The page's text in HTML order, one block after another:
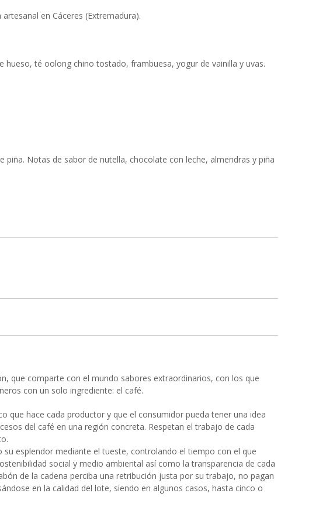
en Cáceres (Extremadura).
té oolong chino tostado, frambuesa, yogur de vainilla y uvas.
Notas de sabor de nutella, chocolate con leche, almendras y piña
que comparte con el mundo sabores extraordinarios, con los que
con un solo ingrediente: el café.
que hace cada productor y que el consumidor pueda tener una idea
del café en una región concreta. Respetan el trabajo de cada
esplendor mediante el tueste, controlando el tiempo con el que
social y medio ambiental así como la transparencia de cada
de la cadena perciba una retribución justa por su trabajo, no pagan
en la calidad del lote, siendo en algunos casos, hasta cinco o